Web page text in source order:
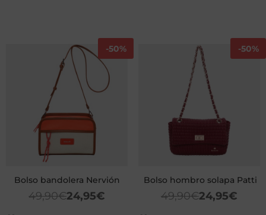
-50%
Bolso bandolera Nervión
49,90€24,95€
-50%
Bolso hombro solapa Patti
49,90€24,95€